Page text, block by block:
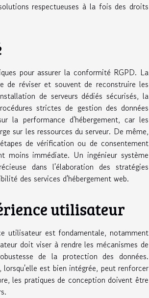
respectueuses à la fois des droits
pour assurer la conformité RGPD. La
réviser et souvent de reconstruire les
de serveurs dédiés sécurisés, la
strictes de gestion des données
la performance d'hébergement, car les
sur les ressources du serveur. De même,
de vérification ou de consentement
moins immédiate. Un ingénieur système
dans l'élaboration des stratégies
des services d'hébergement web.
utilisateur
utilisateur est fondamentale, notamment
doit viser à rendre les mécanismes de
de la protection des données.
est bien intégrée, peut renforcer
les pratiques de conception doivent être